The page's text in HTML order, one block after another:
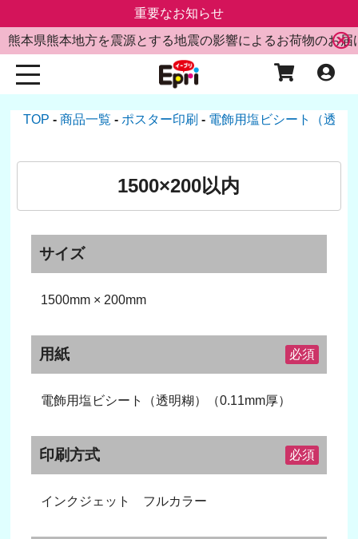
重要なお知らせ
熊本県熊本地方を震源とする地震の影響によるお荷物のお届
TOP 商品一覧 ポスター印刷 電飾用塩ビシート（透明
1500×200以内
サイズ
1500mm × 200mm
用紙 必須
電飾用塩ビシート（透明糊）（0.11mm厚）
印刷方式 必須
インクジェット フルカラー